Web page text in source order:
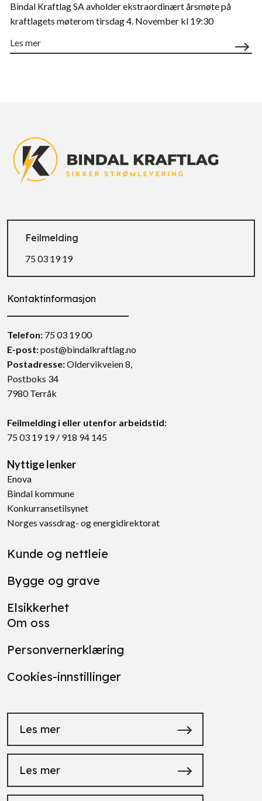
Bindal Kraftlag SA avholder ekstraordinært årsmøte på
kraftlagets møterom tirsdag 4. November kl 19:30
Les mer
Feilmelding
75 03 19 19
Kontaktinformasjon
Telefon: 75 03 19 00
E-post:post@bindalkraftlag.no
Postadresse:Oldervikveien 8,
Postboks 34
7980 Terråk
Feilmelding i eller utenfor arbeidstid:
75 03 19 19/ 918 94 145
Nyttige lenker
Enova
Bindal kommune
Konkurransetilsynet
Norges vassdrag- og energidirektorat
Kunde og nettleie
Bygge og grave
Elsikkerhet
Om oss
Personvernerklæring
Cookies-innstillinger
Les mer
Les mer